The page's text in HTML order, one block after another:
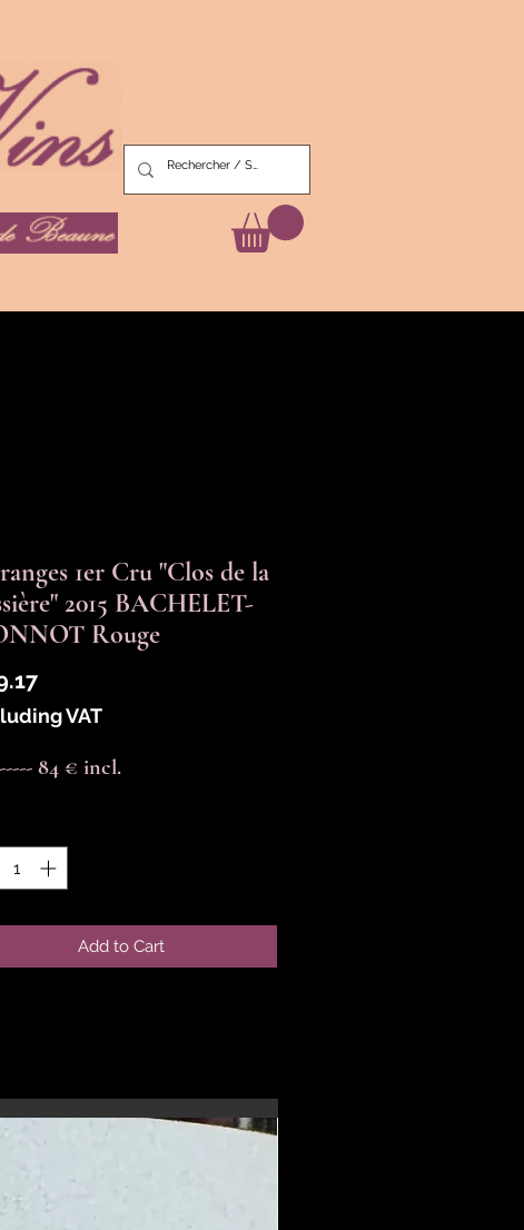
1er Cru "Clos de la
2015 BACHELET-
Rouge
Price
VAT
84 € incl.
Add to Cart